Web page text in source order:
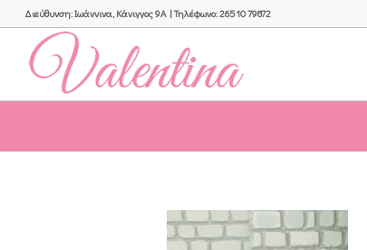
Διεύθυνση: Ιωάννινα, Κάνιγγος 9Α | Τηλέφωνο: 26510 79872